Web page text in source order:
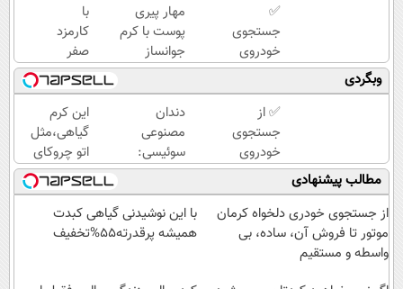
✅
جستجوی
خودروی
دلخواه
کرمان
موتور 👈
فروش
ساده، بی
واسطه و
مستقیم
مهار پیری
پوست با کرم
جوانساز
پوست
آلمانی(تخفیف
ویژه تا
امشب)
با
کارمزد
صفر
تومان
وام
بگیر و
طلا
بخر |
تکنوپی
وبگردی
✅ از
جستجوی
خودروی
دلخواه
کرمان
موتور تا
فروش
دندان
مصنوعی
سوئیسی:
جدیدترین
فناوری
اروپا،
سبک و
این کرم
گیاهی،مثل
اتو چروکای
پوستتوصاف
میکنه!50%تخفیف
مطالب پیشنهادی
از جستجوی خودری دلخواه کرمان
موتور تا فروش آن، ساده، بی
واسطه و مستقیم
با این نوشیدنی گیاهی کبدت
همیشه پرقدرته55%تخفیف